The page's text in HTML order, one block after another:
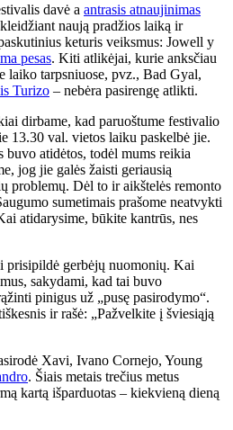
davė a antrasis atnaujinimas
naują pradžios laiką ir
keturis veiksmus: Jowell y
pesas. Kiti atlikėjai, kurie anksčiau
laiko tarpsniuose, pvz., Bad Gyal,
Turizo – nebėra pasirengę atlikti.
dirbame, kad paruoštume festivalio
13.30 val. vietos laiku paskelbė jie.
buvo atidėtos, todėl mums reikia
jog jie galės žaisti geriausią
problemų. Dėl to ir aikštelės remonto
sumetimais prašome neatvykti
atidarysime, būkite kantrūs, nes
prisipildė gerbėjų nuomonių. Kai
sakydami, kad tai buvo
pinigus už „pusę pasirodymo“.
ir rašė: „Pažvelkite į šviesiąją
Xavi, Ivano Cornejo, Young
. Šiais metais trečius metus
kartą išparduotas – kiekvieną dieną